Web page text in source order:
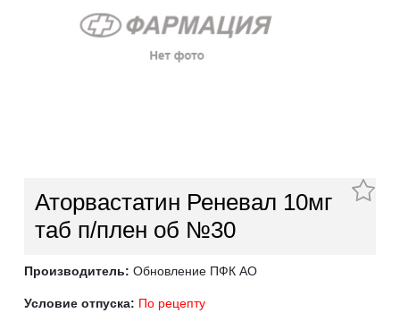
Аторвастатин Реневал 10мг
таб п/плен об №30
Производитель: Обновление ПФК АО
Условие отпуска: По рецепту